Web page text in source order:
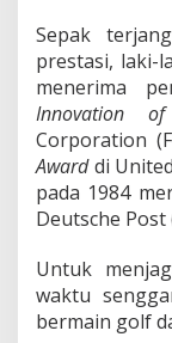
Sepak
prestasi, laki-
menerima
Innovation
Corporation
Awarddi United
pada 1984
Deutsche Post
Untuk
waktu
bermain golf